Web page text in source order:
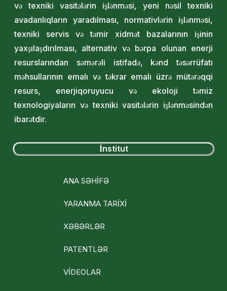
və texniki vasitələrin işlənməsi, yeni nəsil texniki
avadanlıqların yaradılması, normativlərin işlənməsi,
texniki servis və təmir xidmət bazalarının işinin
yaxşılaşdırılması, alternativ və bərpa olunan enerji
resurslarından səmərəli istifadə, kənd təsərrüfatı
məhsullarının emalı və təkrar emalı üzrə mütərəqqi
resurs, enerjiqoruyucu və ekoloji təmiz
texnologiyaların və texniki vasitələrin işlənməsindən
ibarətdir.
İnstitut
ANA SƏHİFƏ
YARANMA TARİXİ
XƏBƏRLƏR
PATENTLƏR
VİDEOLAR